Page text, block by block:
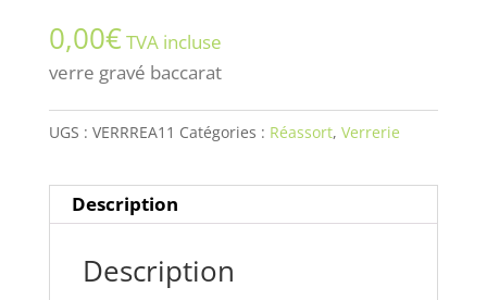
0,00€TVA incluse
verre gravé baccarat
UGS : VERRREA11 Catégories : Réassort, Verrerie
Description
Description